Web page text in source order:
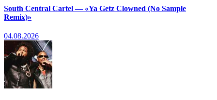
South Central Cartel — «Ya Getz Clowned (No Sample
Remix)»
04.08.2026